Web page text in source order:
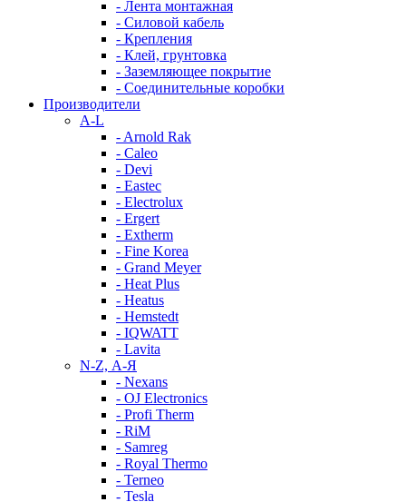
- Лента монтажная
- Силовой кабель
- Крепления
- Клей, грунтовка
- Заземляющее покрытие
- Соединительные коробки
Производители
A-L
- Arnold Rak
- Caleo
- Devi
- Eastec
- Electrolux
- Ergert
- Extherm
- Fine Korea
- Grand Meyer
- Heat Plus
- Heatus
- Hemstedt
- IQWATT
- Lavita
N-Z, А-Я
- Nexans
- OJ Electronics
- Profi Therm
- RiM
- Samreg
- Royal Thermo
- Terneo
- Tesla